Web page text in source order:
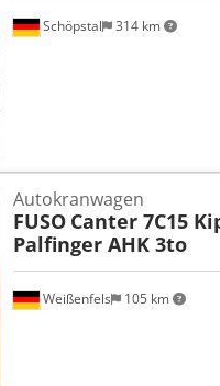
Schöpstal 314 km
Weißenfels 105 km
Autokranwagen
FUSO Canter 7C15
Palfinger AHK 3to